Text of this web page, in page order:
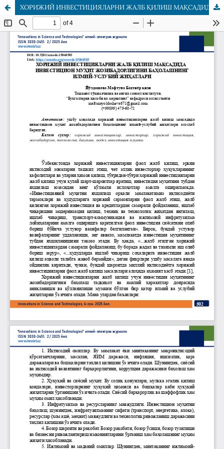
ХОРИЖИЙ ИНВЕСТИЦИЯЛАРНИ ЖАЛБ ҚИЛИШ МАҚСАДИДА ИНВЕСТИЦИОН МУҲИТ ЖОЗИБАДОРЛИГИНИ БАҲОЛАШНИНГ ИЛМИЙ-УСЛУБИЙ ЖИҲАТЛАРИ